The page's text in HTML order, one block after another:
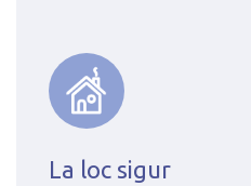
La loc sigur